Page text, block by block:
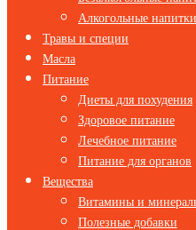
Алкогольные напитки
Травы и специи
Масла
Питание
Диеты для похудения
Здоровое питание
Лечебное питание
Питание для органов
Вещества
Витамины и
Полезные добавки